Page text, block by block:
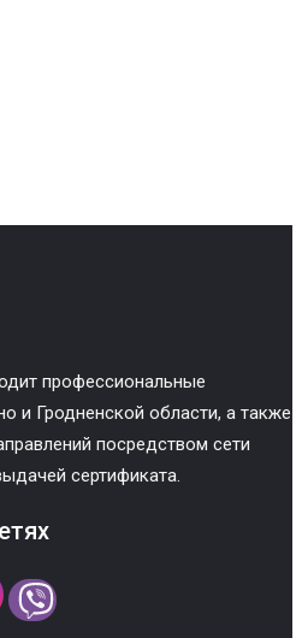
профессиональные
и Гродненской области, а также
посредством сети
сертификата.